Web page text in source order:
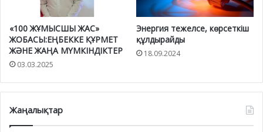
«100 ЖҰМЫСШЫ ЖАС»
ЖОБАСЫ:ЕҢБЕККЕ ҚҰРМЕТ
ЖӘНЕ ЖАҢА МҮМКІНДІКТЕР
03.03.2025
Энергия тежелсе, көрсеткіш
құлдырайды
18.09.2024
Жаңалықтар